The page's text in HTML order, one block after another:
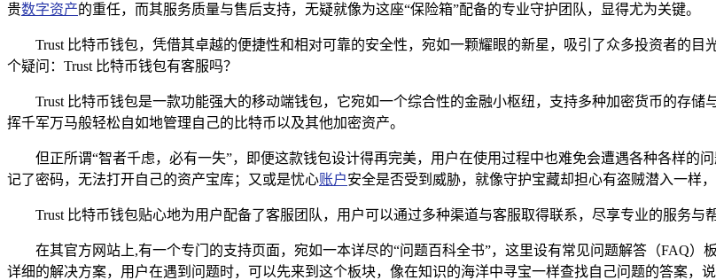
贵数字资产的重任，而其服务质量与售后支持，无疑就像为这座“保险箱”配备的专业守护团队，显得尤为关键。
Trust 比特币钱包，凭借其卓越的便捷性和相对可靠的安全性，宛如一颗耀眼的新星，吸引了众多投资者的
个疑问：Trust 比特币钱包有客服吗？
Trust 比特币钱包是一款功能强大的移动端钱包，它宛如一个综合性的金融小枢纽，支持多种加密货币的存
挥千军万马般轻松自如地管理自己的比特币以及其他加密资产。
但正所谓“智者千虑，必有一失”，即便这款钱包设计得再完美，用户在使用过程中也难免会遭遇各种各样的
记了密码，无法打开自己的资产宝库；又或是忧心账户安全是否受到威胁，就像守护宝藏却担心有盗贼潜入一样
Trust 比特币钱包贴心地为用户配备了客服团队，用户可以通过多种渠道与客服取得联系，尽享专业的服务与帮
在其官方网站上,有一个专门的支持页面，宛如一本详尽的“问题百科全书”，这里设有常见问题解答（FAQ
详细的解决方案，用户在遇到问题时，可以先来到这个板块，像在知识的海洋中寻宝一样查找自己问题的答案，